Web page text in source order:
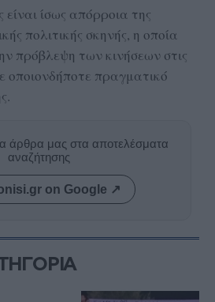
είναι ίσως απόρροια της
πολιτικής σκηνής, η οποία
πρόβλεψη των κινήσεων στις
οποιονδήποτε πραγματικό
άρθρα μας στα αποτελέσματα
αναζήτησης
on Google ↗